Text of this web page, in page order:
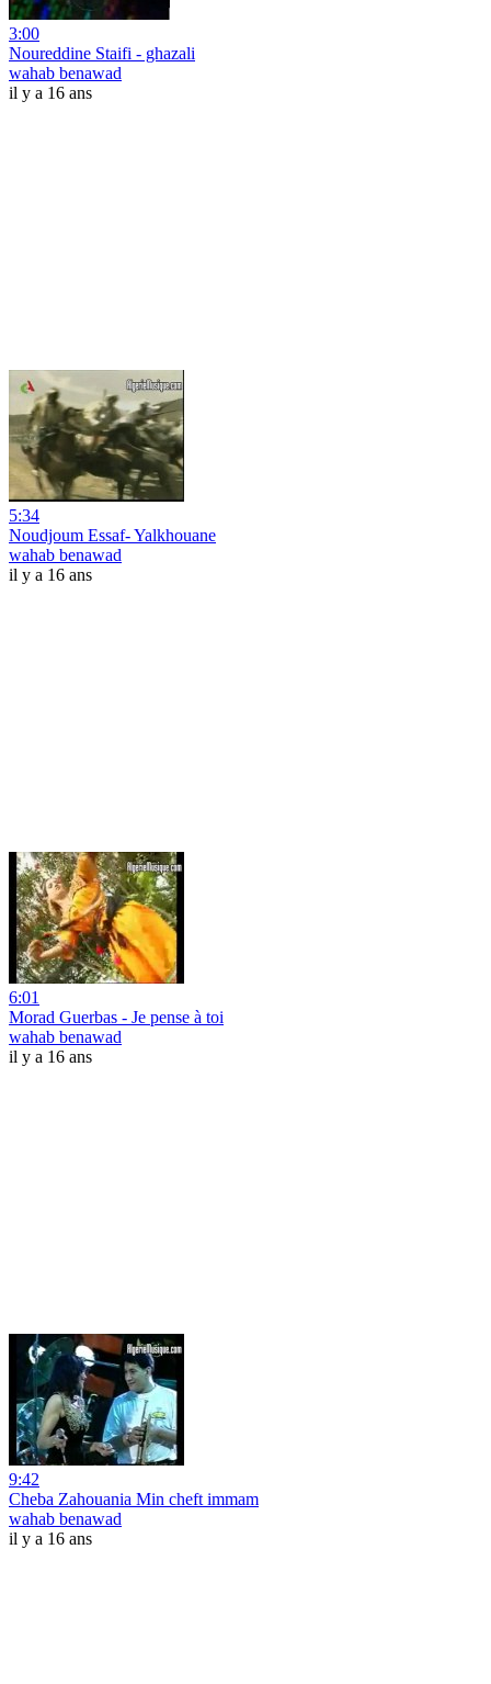
3:00
Noureddine Staifi - ghazali
wahab benawad
il y a 16 ans
5:34
Noudjoum Essaf- Yalkhouane
wahab benawad
il y a 16 ans
6:01
Morad Guerbas - Je pense à toi
wahab benawad
il y a 16 ans
9:42
Cheba Zahouania Min cheft immam
wahab benawad
il y a 16 ans